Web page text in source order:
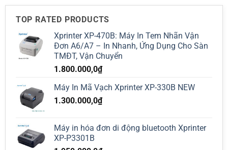
TOP RATED PRODUCTS
Xprinter XP-470B: Máy In Tem Nhãn Vận
Đơn A6/A7 – In Nhanh, Ứng Dụng Cho Sàn
TMĐT, Vận Chuyển
1.800.000,0₫
Máy In Mã Vạch Xprinter XP-330B NEW
1.300.000,0₫
Máy in hóa đơn di động bluetooth Xprinter
XP-P3301B